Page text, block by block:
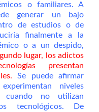
o familiares. A
generar un bajo
de estudios o de
finalmente a la
o a un despido,
lugar, los adictos
presentan
Se puede afirmar
niveles
cuando no utilizan
tecnológicos. De